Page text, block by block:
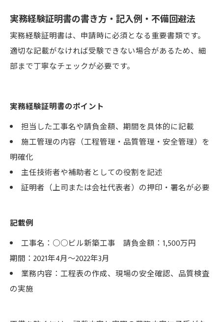
実務経験証明書の書き方・記入例・不備回避法
実務経験証明書は、申請時に必須となる重要書類です。
適切な記載がなければ受験できない場合があるため、細
部まで丁寧なチェックが必要です。
実務経験証明書のポイント
担当した工事名や請負金額、期間を具体的に記載
施工管理の内容（工程管理・品質管理・安全管理）を
明確化
主任技術者や補助者としての役割を記述
証明者（上司または会社代表者）の押印・署名が必要
記載例
工事名：○○ビル新築工事 請負金額：1,500万円
期間：2021年4月～2022年3月
業務内容：工程表の作成、現場の安全確認、品質検査
の実施